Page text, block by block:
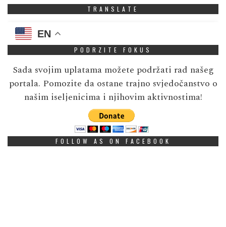
TRANSLATE
EN
PODRZITE FOKUS
Sada svojim uplatama možete podržati rad našeg
portala. Pomozite da ostane trajno svjedočanstvo o
našim iseljenicima i njihovim aktivnostima!
FOLLOW AS ON FACEBOOK